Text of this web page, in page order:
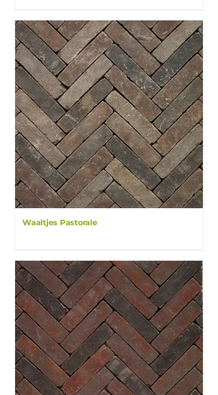
Waaltjes Pastorale